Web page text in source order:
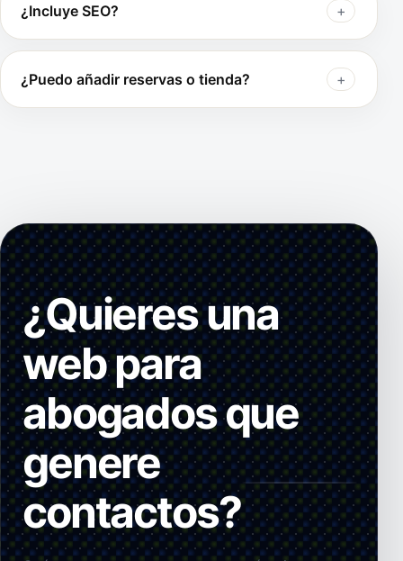
¿Incluye SEO?
¿Puedo añadir reservas o tienda?
¿Quieres una
web para
abogados que
genere
contactos?